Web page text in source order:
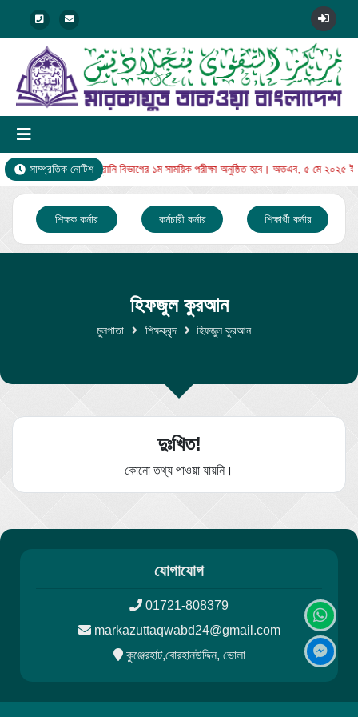
সাম্প্রতিক নোটিশ
ইং রোজ বুধবার থেকে নুরানি বিভাগের ১ম সাময়িক পরীক্ষা অনুষ্ঠিত হবে। অতএব, ৫ মে ২০২৫
শিক্ষক কর্নার কর্মচারী কর্নার শিক্ষার্থী কর্নার
হিফজুল কুরআন
মুলপাতা শিক্ষকবৃন্দ হিফজুল কুরআন
দুঃখিত!
কোনো তথ্য পাওয়া যায়নি।
যোগাযোগ
01721-808379
markazuttaqwabd24@gmail.com
কুঞ্জেরহাট,বোরহানউদ্দিন, ভোলা